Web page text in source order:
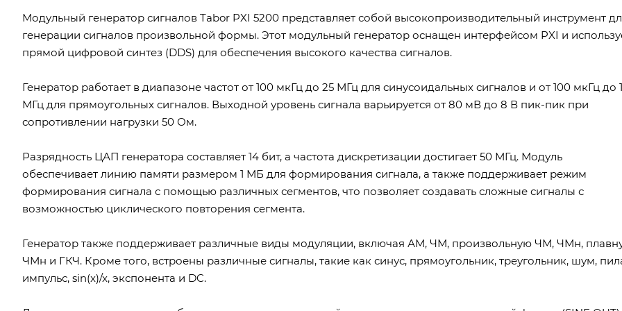
Модульный генератор сигналов Tabor PXI 5200 представляет собой высокопроизводительный инструмент
генерации сигналов произвольной формы. Этот модульный генератор оснащен интерфейсом PXI и
прямой цифровой синтез (DDS) для обеспечения высокого качества сигналов.
Генератор работает в диапазоне частот от 100 мкГц до 25 МГц для синусоидальных сигналов и от 100 мкГц до
МГц для прямоугольных сигналов. Выходной уровень сигнала варьируется от 80 мВ до 8 В пик-пик при
сопротивлении нагрузки 50 Ом.
Разрядность ЦАП генератора составляет 14 бит, а частота дискретизации достигает 50 МГц. Модуль
обеспечивает линию памяти размером 1 МБ для формирования сигнала, а также поддерживает режим
формирования сигнала с помощью различных сегментов, что позволяет создавать сложные сигналы с
возможностью циклического повторения сегмента.
Генератор также поддерживает различные виды модуляции, включая АМ, ЧМ, произвольную ЧМ, ЧМн,
ЧМн и ГКЧ. Кроме того, встроены различные сигналы, такие как синус, прямоугольник, треугольник, шум,
импульс, sin(x)/x, экспонента и DC.